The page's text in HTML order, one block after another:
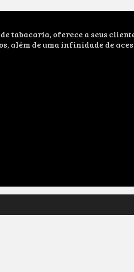
tabacaria, oferece a seus
além de uma infinidade de